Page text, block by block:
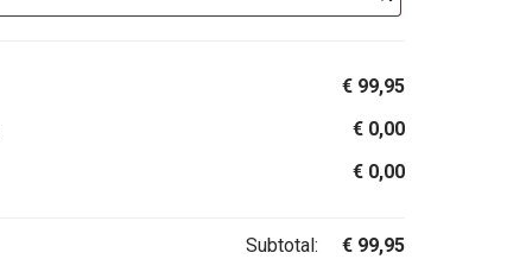
€ 99,95
€ 0,00
€ 0,00
Subtotal: € 99,95